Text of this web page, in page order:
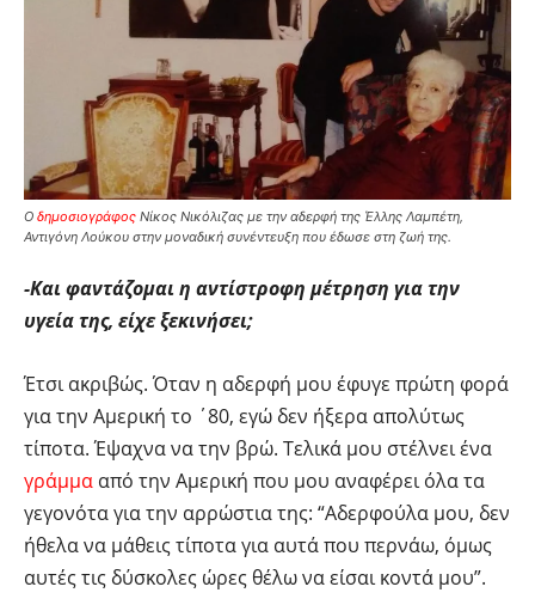
Ο δημοσιογράφος Νίκος Νικόλιζας με την αδερφή της Έλλης Λαμπέτη,
Αντιγόνη Λούκου στην μοναδική συνέντευξη που έδωσε στη ζωή της.
-Και φαντάζομαι η αντίστροφη μέτρηση για την
υγεία της, είχε ξεκινήσει;
Έτσι ακριβώς. Όταν η αδερφή μου έφυγε πρώτη φορά
για την Αμερική το ΄80, εγώ δεν ήξερα απολύτως
τίποτα. Έψαχνα να την βρώ. Τελικά μου στέλνει ένα
γράμμα από την Αμερική που μου αναφέρει όλα τα
γεγονότα για την αρρώστια της: “Αδερφούλα μου, δεν
ήθελα να μάθεις τίποτα για αυτά που περνάω, όμως
αυτές τις δύσκολες ώρες θέλω να είσαι κοντά μου”.